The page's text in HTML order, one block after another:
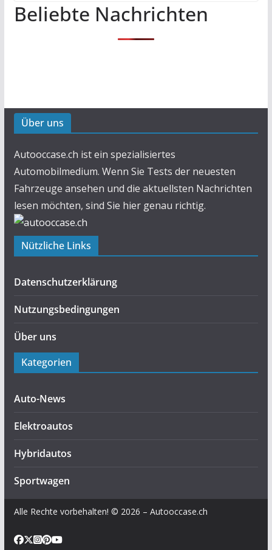
Beliebte Nachrichten
Über uns
Autooccase.ch ist ein spezialisiertes
Automobilmedium. Wenn Sie Tests der neuesten
Fahrzeuge ansehen und die aktuellsten Nachrichten
lesen möchten, sind Sie hier genau richtig.
Nützliche Links
Datenschutzerklärung
Nutzungsbedingungen
Über uns
Kategorien
Auto-News
Elektroautos
Hybridautos
Sportwagen
Alle Rechte vorbehalten! © 2026 – Autooccase.ch